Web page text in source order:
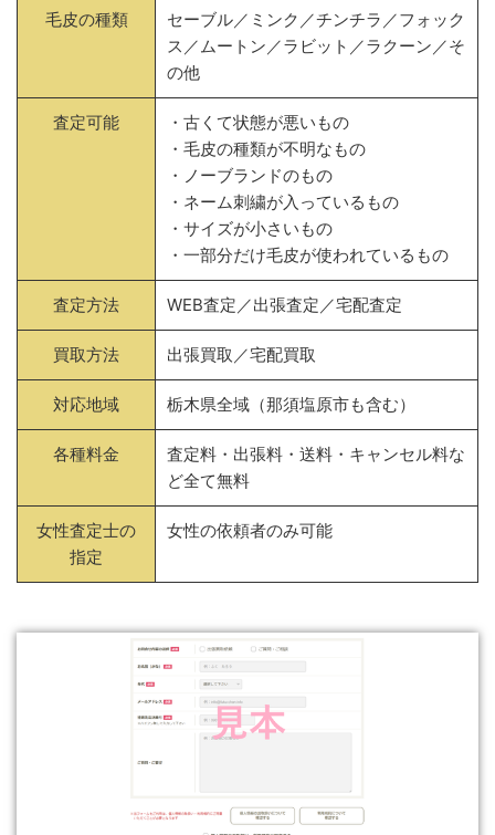
毛皮の種類
セーブル／ミンク／チンチラ／フォック
ス／ムートン／ラビット／ラクーン／そ
の他
査定可能
・古くて状態が悪いもの
・毛皮の種類が不明なもの
・ノーブランドのもの
・ネーム刺繍が入っているもの
・サイズが小さいもの
・一部分だけ毛皮が使われているもの
査定方法 WEB査定／出張査定／宅配査定
買取方法 出張買取／宅配買取
対応地域 栃木県全域（那須塩原市も含む）
各種料金
査定料・出張料・送料・キャンセル料な
ど全て無料
女性査定士の
指定
女性の依頼者のみ可能